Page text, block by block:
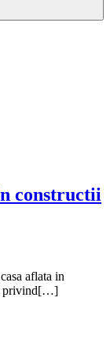
constructii
aflata in
privind[…]